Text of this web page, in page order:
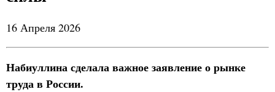
16 Апреля 2026
Набиуллина сделала важное заявление о рынке
труда в России.